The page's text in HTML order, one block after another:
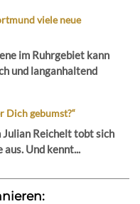
viele neue
im Ruhrgebiet kann
und langanhaltend
Dich gebumst?“
Reichelt tobt sich
Und kennt...